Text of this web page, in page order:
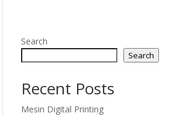
Search
Search
Recent Posts
Mesin Digital Printing